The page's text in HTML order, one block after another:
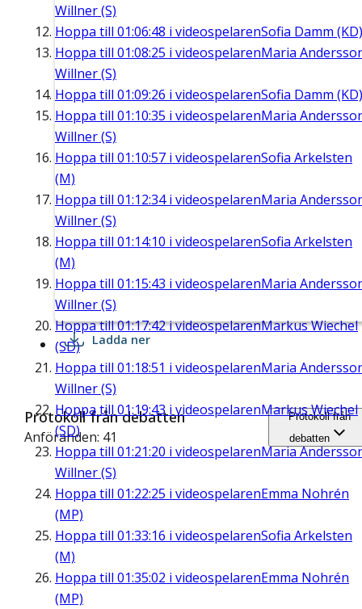
Willner (S)
Hoppa till 01:06:48 i videospelarenSofia Damm (KD)
Hoppa till 01:08:25 i videospelarenMaria
Willner (S)
Hoppa till 01:09:26 i videospelarenSofia Damm (KD)
Hoppa till 01:10:35 i videospelarenMaria
Willner (S)
Hoppa till 01:10:57 i videospelarenSofia Arkelsten
(M)
Hoppa till 01:12:34i videospelarenMaria
Willner (S)
Hoppa till 01:14:10 i videospelarenSofia Arkelsten
(M)
Hoppa till 01:15:43 i videospelarenMaria
Willner (S)
Hoppa till01:17:42i videospelarenMarkus Wiechel
(SD)
Hoppa till 01:18:51 i videospelarenMaria
Willner (S)
Hoppa till 01:19:43 i videospelarenMarkus Wiechel
(SD)
Hoppa till 01:21:20 i videospelarenMaria
Willner (S)
Hoppa till 01:22:25 i videospelarenEmma Nohrén
(MP)
Hoppa till 01:33:16 i videospelarenSofia Arkelsten
(M)
Hoppa till 01:35:02 i videospelarenEmma Nohrén
(MP)
Ladda ner
Protokoll från debatten
Anföranden: 41
Protokoll från
debatten